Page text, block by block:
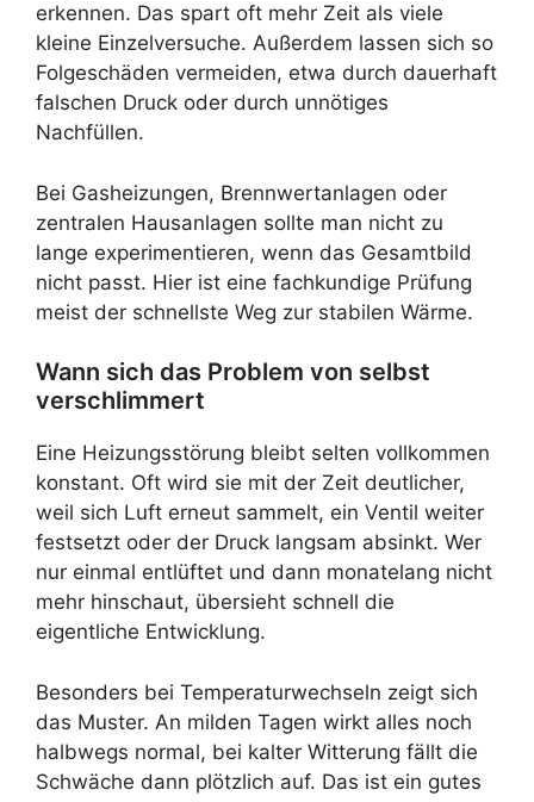
erkennen. Das spart oft mehr Zeit als viele
kleine Einzelversuche. Außerdem lassen sich so
Folgeschäden vermeiden, etwa durch dauerhaft
falschen Druck oder durch unnötiges
Nachfüllen.
Bei Gasheizungen, Brennwertanlagen oder
zentralen Hausanlagen sollte man nicht zu
lange experimentieren, wenn das Gesamtbild
nicht passt. Hier ist eine fachkundige Prüfung
meist der schnellste Weg zur stabilen Wärme.
Wann sich das Problem von selbst
verschlimmert
Eine Heizungsstörung bleibt selten vollkommen
konstant. Oft wird sie mit der Zeit deutlicher,
weil sich Luft erneut sammelt, ein Ventil weiter
festsetzt oder der Druck langsam absinkt. Wer
nur einmal entlüftet und dann monatelang nicht
mehr hinschaut, übersieht schnell die
eigentliche Entwicklung.
Besonders bei Temperaturwechseln zeigt sich
das Muster. An milden Tagen wirkt alles noch
halbwegs normal, bei kalter Witterung fällt die
Schwäche dann plötzlich auf. Das ist ein gutes